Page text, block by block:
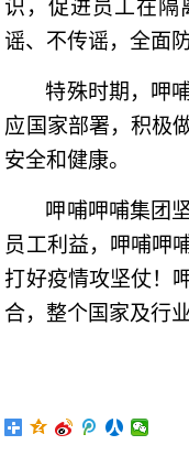
识，促进员工在隔
谣、不传谣，全面
特殊时期，呷
应国家部署，积极
安全和健康。
呷哺呷哺集团
员工利益，呷哺呷
打好疫情攻坚仗！
合，整个国家及行